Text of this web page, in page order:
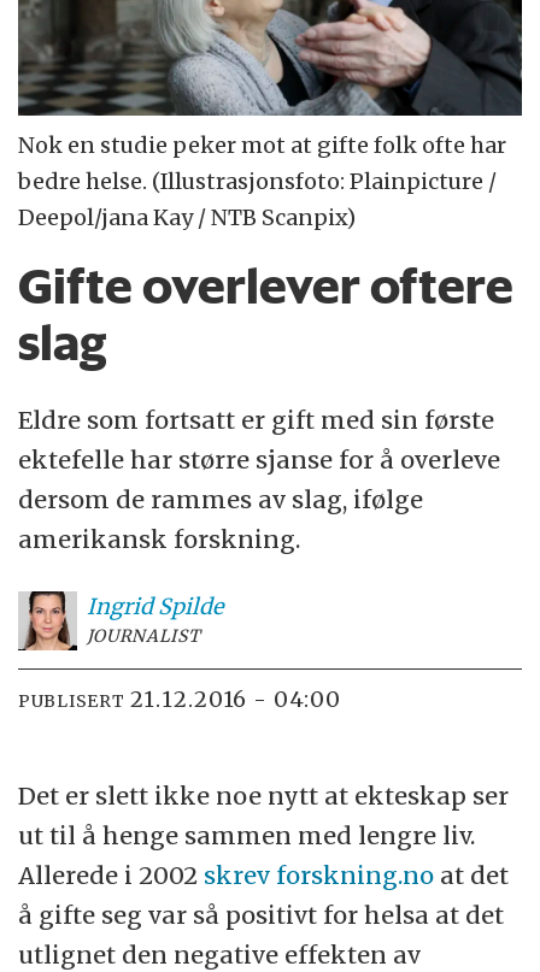
Nok en studie peker mot at gifte folk ofte har
bedre helse. (Illustrasjonsfoto: Plainpicture /
Deepol/jana Kay / NTB Scanpix)
Gifte overlever oftere
slag
Eldre som fortsatt er gift med sin første
ektefelle har større sjanse for å overleve
dersom de rammes av slag, ifølge
amerikansk forskning.
Ingrid Spilde
JOURNALIST
PUBLISERT 21.12.2016 - 04:00
Det er slett ikke noe nytt at ekteskap ser
ut til å henge sammen med lengre liv.
Allerede i 2002 skrev forskning.no at det
å gifte seg var så positivt for helsa at det
utlignet den negative effekten av